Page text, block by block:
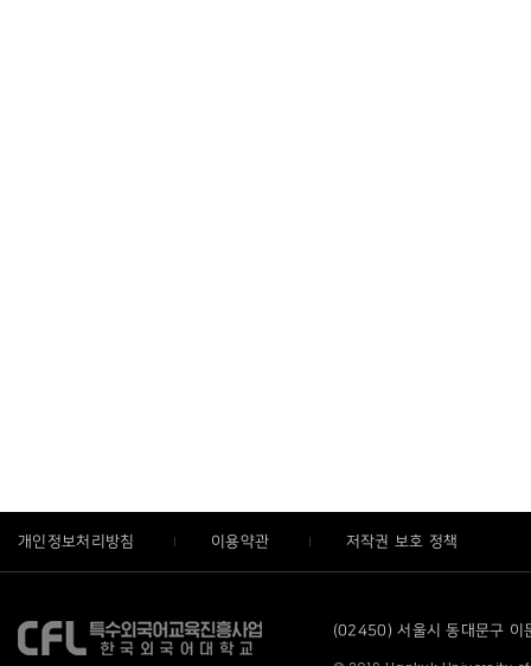
개인정보처리방침 이용약관 저작권 보호 정책
(02450) 서울시 동대문구